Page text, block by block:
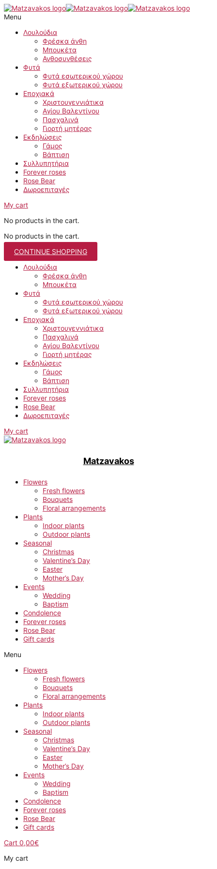
Skip
to
content
Menu
Λουλούδια
Φρέσκα άνθη
Μπουκέτα
Ανθοσυνθέσεις
Φυτά
Φυτά εσωτερικού χώρου
Φυτά εξωτερικού χώρου
Εποχιακά
Χριστουγεννιάτικα
Αγίου Βαλεντίνου
Πασχαλινά
Γιορτή μητέρας
Εκδηλώσεις
Γάμος
Βάπτιση
Συλλυπητήρια
Forever roses
Rose Bear
Δωροεπιταγές
My cart
No products in the cart.
No products in the cart.
CONTINUE SHOPPING
Λουλούδια
Φρέσκα άνθη
Μπουκέτα
Φυτά
Φυτά εσωτερικού χώρου
Φυτά εξωτερικού χώρου
Εποχιακά
Χριστουγεννιάτικα
Πασχαλινά
Αγίου Βαλεντίνου
Γιορτή μητέρας
Εκδηλώσεις
Γάμος
Βάπτιση
Συλλυπητήρια
Forever roses
Rose Bear
Δωροεπιταγές
My cart
Matzavakos
Flowers
Fresh flowers
Bouquets
Floral arrangements
Plants
Indoor plants
Outdoor plants
Seasonal
Christmas
Valentine’s Day
Easter
Mother’s Day
Events
Wedding
Baptism
Condolence
Forever roses
Rose Bear
Gift cards
Menu
Flowers
Fresh flowers
Bouquets
Floral arrangements
Plants
Indoor plants
Outdoor plants
Seasonal
Christmas
Valentine’s Day
Easter
Mother’s Day
Events
Wedding
Baptism
Condolence
Forever roses
Rose Bear
Gift cards
Cart 0,00€
My cart